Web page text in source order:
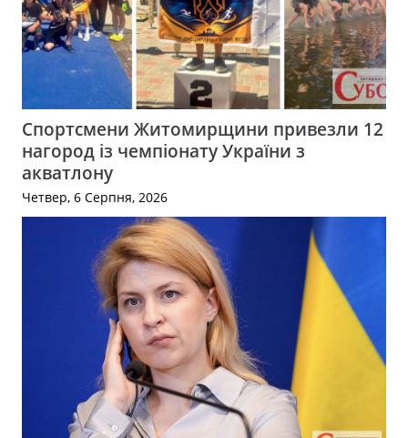
Спортсмени Житомирщини привезли 12
нагород із чемпіонату України з
акватлону
Четвер, 6 Серпня, 2026